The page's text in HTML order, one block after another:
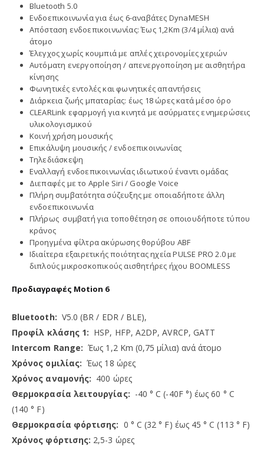
Bluetooth 5.0
Ενδοεπικοινωνία για έως 6-αναβάτες DynaMESH
Απόσταση ενδοεπικοινωνίας: Έως 1,2Km (3/4 μίλια) ανά
άτομο
Έλεγχος χωρίς κουμπιά με απλές χειρονομίες χεριών
Αυτόματη ενεργοποίηση / απενεργοποίηση με αισθητήρα
κίνησης
Φωνητικές εντολές και φωνητικές απαντήσεις
Διάρκεια ζωής μπαταρίας: έως 18 ώρες κατά μέσο όρο
CLEARLink εφαρμογή για κινητά με ασύρματες ενημερώσεις
υλικολογισμικού
Κοινή χρήση μουσικής
Επικάλυψη μουσικής / ενδοεπικοινωνίας
Τηλεδιάσκεψη
Εναλλαγή ενδοεπικοινωνίας ιδιωτικού έναντι ομάδας
Διεπαφές με το Apple Siri / Google Voice
Πλήρη συμβατότητα σύζευξης με οποιαδήποτε άλλη
ενδοεπικοινωνία
Πλήρως συμβατή για τοποθέτηση σε οποιουδήποτε τύπου
κράνος
Προηγμένα φίλτρα ακύρωσης θορύβου ABF
Ιδιαίτερα εξαιρετικής ποιότητας ηχεία PULSE PRO 2.0 με
διπλούς μικροσκοπικούς αισθητήρες ήχου BOOMLESS
Προδιαγραφές Motion 6
Bluetooth: V5.0 (BR / EDR / BLE),
Προφίλ κλάσης 1: HSP, HFP, A2DP, AVRCP, GATT
Intercom Range: Έως 1,2 Km (0,75 μίλια) ανά άτομο
Χρόνος ομιλίας: Έως 18 ώρες
Χρόνος αναμονής: 400 ώρες
Θερμοκρασία λειτουργίας: -40 ° C (-40F °) έως 60 ° C
(140 ° F)
Θερμοκρασία φόρτισης: 0 ° C (32 ° F) έως 45 ° C (113 ° F)
Χρόνος φόρτισης: 2,5-3 ώρες